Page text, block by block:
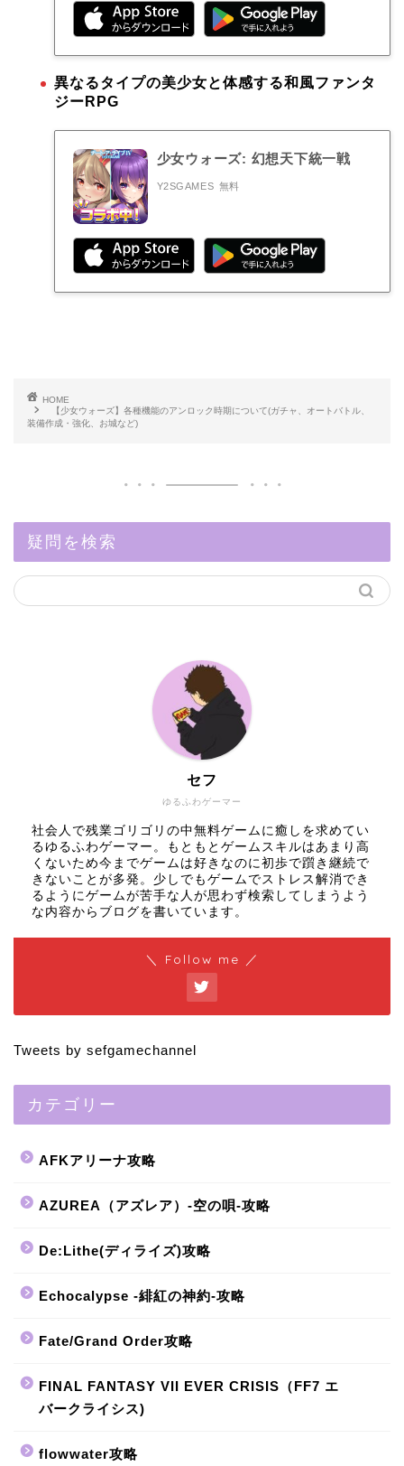
異なるタイプの美少女と体感する和風ファンタ
ジーRPG
少女ウォーズ: 幻想天下統一戦
Y2SGAMES 無料
HOME
【少女ウォーズ】各種機能のアンロック時期について(ガチャ、オートバトル、
装備作成・強化、お城など)
疑問を検索
ゆるふわゲーマー
セフ
社会人で残業ゴリゴリの中無料ゲームに癒しを求めてい
るゆるふわゲーマー。もともとゲームスキルはあまり高
くないため今までゲームは好きなのに初歩で躓き継続で
きないことが多発。少しでもゲームでストレス解消でき
るようにゲームが苦手な人が思わず検索してしまうよう
な内容からブログを書いています。
＼ Follow me ／
Tweets by sefgamechannel
カテゴリー
AFKアリーナ攻略
AZUREA（アズレア）-空の唄-攻略
De:Lithe(ディライズ)攻略
Echocalypse -緋紅の神約-攻略
Fate/Grand Order攻略
FINAL FANTASY VII EVER CRISIS（FF7 エ
バークライシス)
flowwater攻略